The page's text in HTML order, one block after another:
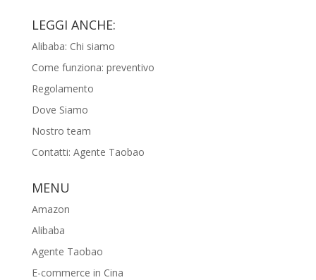
LEGGI ANCHE:
Alibaba: Chi siamo
Come funziona: preventivo
Regolamento
Dove Siamo
Nostro team
Contatti: Agente Taobao
MENU
Amazon
Alibaba
Agente Taobao
E-commerce in Cina